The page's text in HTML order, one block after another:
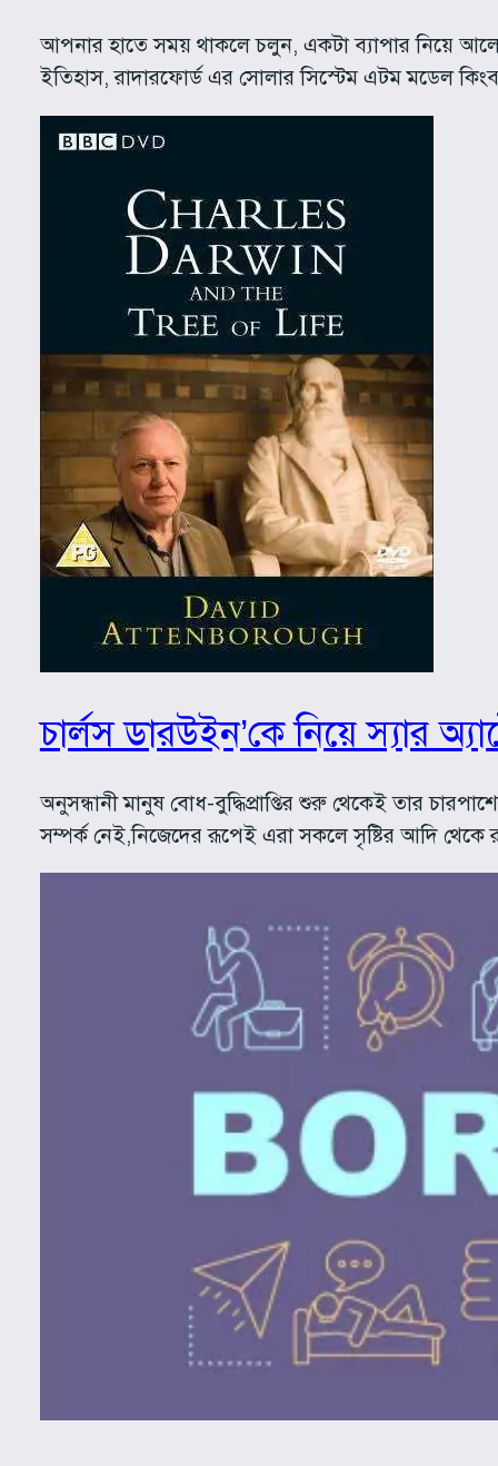
আপনার হাতে সময় থাকলে চলুন, একটা ব্যাপার নিয়ে
ইতিহাস, রাদারফোর্ড এর সোলার সিস্টেম এটম মডেল
চার্লস ডারউইন’কে নিয়ে স্যার
অনুসন্ধানী মানুষ বোধ-বুদ্ধিপ্রাপ্তির শুরু থেকেই তার
সম্পর্ক নেই,নিজেদের রূপেই এরা সকলে সৃষ্টির আদি